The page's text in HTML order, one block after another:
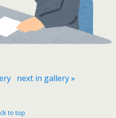
next in gallery »
to top